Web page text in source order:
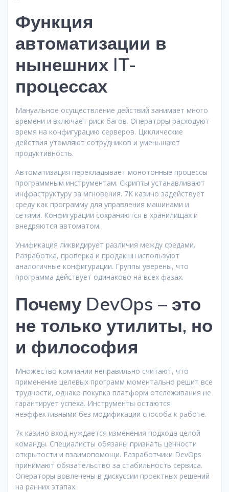
Функция
автоматизации в
нынешних IT-
процессах
Мануальное осуществление действий занимает много
времени и включает риск багов. Операторы расходуют
время на конфигурацию серверов. Циклические
действия утомляют сотрудников и уменьшают
продуктивность.
Автоматизация перекладывает монотонные процессы
программным инструментам. Скрипты устанавливают
инфраструктуру за мгновения. 7К казино задействует
среду как программу для управления машинами и
сетями. Конфигурации сохраняются в хранилищах и
внедряются автоматом.
Унификация ликвидирует различия между средами.
Разработка, проверка и продакшн используют
аналогичные конфигурации. Группы уверены, что
программа действует одинаково на всех фазах.
Почему DevOps – это
не только утилиты, но
и философия
Множество компании неправильно считают, что
применение целевых программ моментально решит все
трудности, однако покупка платформ отслеживания не
гарантирует успеха. Инструменты остаются
неэффективными без модификации способа к работе.
7к казино вход нуждается изменения подхода целой
команды. Специалисты обязаны признать ценности
открытости и взаимопомощи. Разработчики DevOps
принимают обязательство за стабильность сервиса.
Операторы вовлечены в дискуссии проектных решений
на ранних этапах.